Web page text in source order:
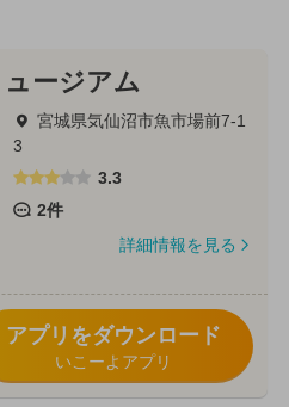
ージアム
宮城県気仙沼市魚市場前7-1
3
3.3
2件
詳細情報を見る
アプリをダウンロード
いこーよアプリ